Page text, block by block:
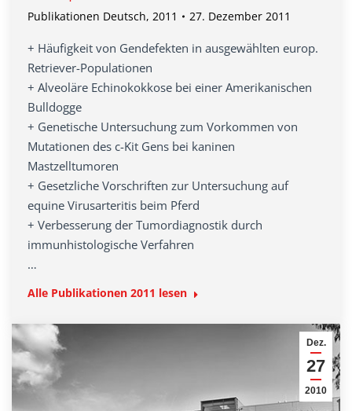
Publikationen Deutsch, 2011 27. Dezember 2011
+ Häufigkeit von Gendefekten in ausgewählten europ.
Retriever-Populationen
+ Alveoläre Echinokokkose bei einer Amerikanischen
Bulldogge
+ Genetische Untersuchung zum Vorkommen von
Mutationen des c-Kit Gens bei kaninen
Mastzelltumoren
+ Gesetzliche Vorschriften zur Untersuchung auf
equine Virusarteritis beim Pferd
+ Verbesserung der Tumordiagnostik durch
immunhistologische Verfahren
…
Alle Publikationen 2011 lesen
Dez.
27
2010